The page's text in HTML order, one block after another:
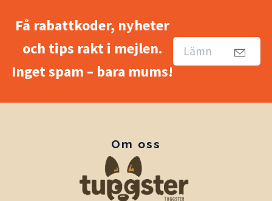
Få rabattkoder, nyheter
och tips rakt i mejlen.
Inget spam – bara mums!
Om oss